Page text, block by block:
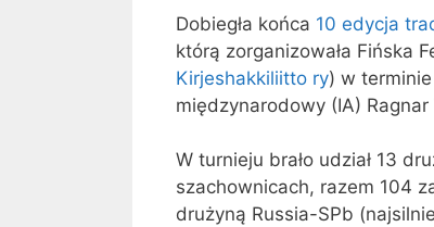
Dobiegła końca 10 edycja
którą zorganizowała Fińska
Kirjeshakkiliitto ry) w
międzynarodowy (IA) Ragnar
W turnieju brało udział 13
szachownicach, razem 104
drużyną Russia-SPb